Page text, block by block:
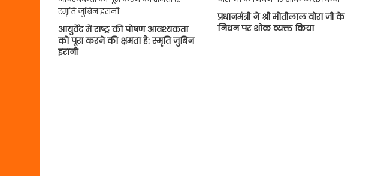
आयुर्वेद में राष्ट्र की पोषण आवश्यकता
को पूरा करने की क्षमता है: स्मृति जुबिन
इरानी
प्रधानमंत्री ने श्री मोतीलाल वोरा जी के
निधन पर शोक व्यक्त किया